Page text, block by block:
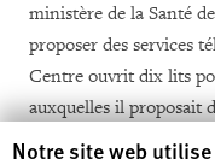
ministère de la Santé
proposer des services
Centre ouvrit dix lits
auxquelles il proposait
Human Rights
Notre site web